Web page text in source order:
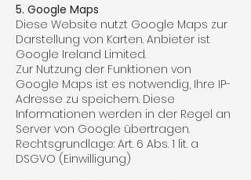
5. Google Maps
Diese Website nutzt Google Maps zur
Darstellung von Karten. Anbieter ist
Google Ireland Limited.
Zur Nutzung der Funktionen von
Google Maps ist es notwendig, Ihre IP-
Adresse zu speichern. Diese
Informationen werden in der Regel an
Server von Google übertragen.
Rechtsgrundlage: Art. 6 Abs. 1 lit. a
DSGVO (Einwilligung)